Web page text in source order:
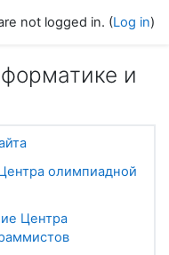
not logged in. (Log in)
и
олимпиадной
Центра